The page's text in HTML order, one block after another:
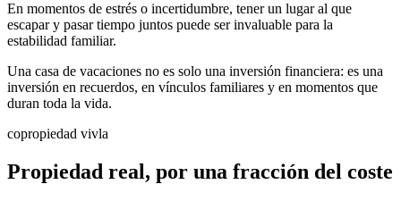
En momentos de estrés o incertidumbre, tener un lugar al que
escapar y pasar tiempo juntos puede ser invaluable para la
estabilidad familiar.
Una casa de vacaciones no es solo una inversión financiera: es una
inversión en recuerdos, en vínculos familiares y en momentos que
duran toda la vida.
copropiedad vivla
Propiedad real, por una fracción del coste